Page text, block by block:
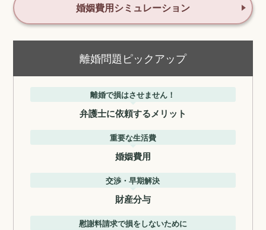
婚姻費用シミュレーション
離婚問題ピックアップ
離婚で損はさせません！
弁護士に依頼するメリット
重要な生活費
婚姻費用
交渉・早期解決
財産分与
慰謝料請求で損をしないために